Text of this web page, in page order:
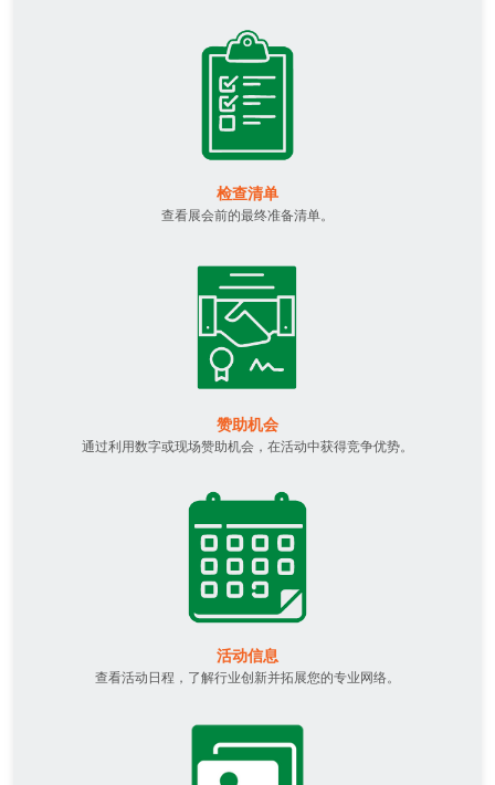
检查清单
查看展会前的最终准备清单。
赞助机会
通过利用数字或现场赞助机会，在活动中获得竞争优势。
活动信息
查看活动日程，了解行业创新并拓展您的专业网络。